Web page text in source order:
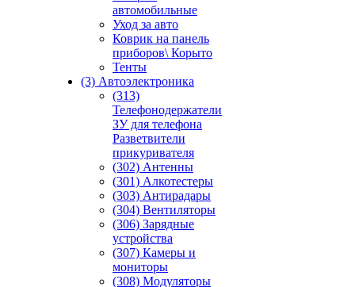
автомобильные
Уход за авто
Коврик на панель
приборов\ Корыто
Тенты
(3) Автоэлектроника
(313)
Телефонодержатели
ЗУ для телефона
Разветвители
прикуривателя
(302) Антенны
(301) Алкотестеры
(303) Антирадары
(304) Вентиляторы
(306) Зарядные
устройства
(307) Камеры и
мониторы
(308) Модуляторы